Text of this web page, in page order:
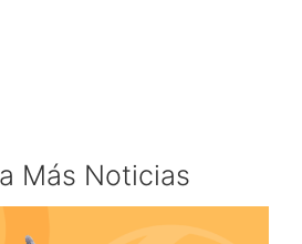
Más Noticias